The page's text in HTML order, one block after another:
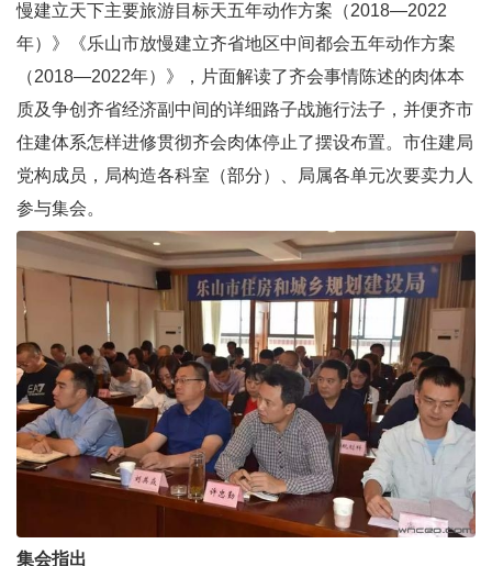
慢建立天下主要旅游目标天五年动作方案（2018—2022
年）》《乐山市放慢建立齐省地区中间都会五年动作方案
（2018—2022年）》，片面解读了齐会事情陈述的肉体本
质及争创齐省经济副中间的详细路子战施行法子，并便齐市
住建体系怎样进修贯彻齐会肉体停止了摆设布置。市住建局
党构成员，局构造各科室（部分）、局属各单元次要卖力人
参与集会。
集会指出